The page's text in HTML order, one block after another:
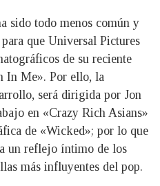
sido todo menos común y
que Universal Pictures
de su reciente
In Me». Por ello, la
será dirigida por Jon
en «Crazy Rich Asians»
de «Wicked»; por lo que
un reflejo íntimo de los
más influyentes del pop.